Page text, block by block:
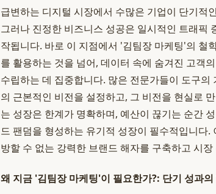
급변하는 디지털 시장에서 수많은 기업이 단기적
그러나 진정한 비즈니스 성공은 일시적인 트래픽
작됩니다. 바로 이 지점에서 '김팀장 마케팅'의 철
를 활용하는 것을 넘어, 데이터 속에 숨겨진 고객
수립하는 데 집중합니다. 많은 전문가들이 도구의
의 근본적인 비전을 설정하고, 그 비전을 현실로
는 성장은 한계가 명확하며, 예산이 끊기는 순간
드 팬덤을 형성하는 유기적 성장이 필수적입니다.
방할 수 없는 강력한 브랜드 해자를 구축하고 시
왜 지금 '김팀장 마케팅'이 필요한가?: 단기 성과의